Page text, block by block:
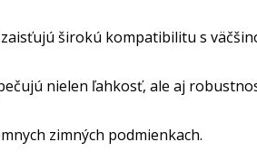
širokú kompatibilitu s
nielen ľahkosť, ale aj
zimných podmienkach.